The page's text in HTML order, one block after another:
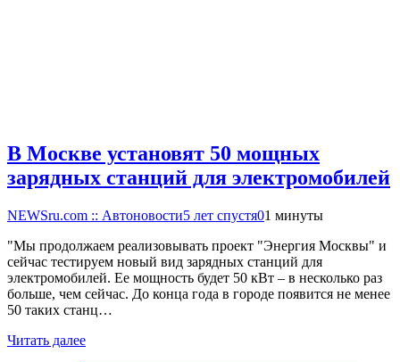
В Москве установят 50 мощных
зарядных станций для электромобилей
NEWSru.com :: Автоновости5 лет спустя01 минуты
"Мы продолжаем реализовывать проект "Энергия Москвы" и
сейчас тестируем новый вид зарядных станций для
электромобилей. Ее мощность будет 50 кВт – в несколько раз
больше, чем сейчас. До конца года в городе появится не менее
50 таких станц…
Читать далее